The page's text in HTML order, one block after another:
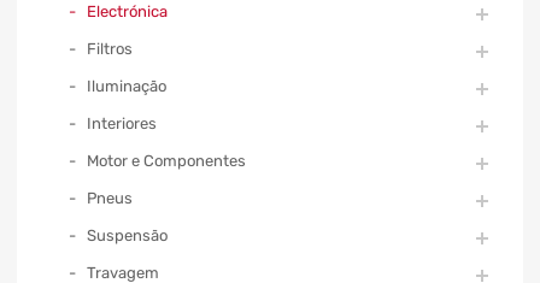
Electrónica
Filtros
Iluminação
Interiores
Motor e Componentes
Pneus
Suspensão
Travagem